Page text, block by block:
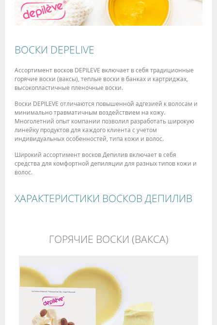
ВОСКИ DEPELIVE
Ассортимент восков DEPILEVE включает в себя традиционные
горячие воски (ваксы), теплые воски в банках и картриджах,
высокопластичные пленочные воски.
Воски DEPILEVE отличаются повышенной адгезией к волосам и
минимально травматичным воздействием на кожу.
Многолетний опыт компании позволил разработать широкую
линейку продуктов для каждого клиента с учетом
индивидуальных особенностей, типа кожи и волос.
Широкий ассортимент восков Депилив включает в себя
средства для комфортной депиляции для разных типов кожи и
волос.
ХАРАКТЕРИСТИКИ ВОСКОВ ДЕПИЛИВ
ГОРЯЧИЕ ВОСКИ (ВАКСА)